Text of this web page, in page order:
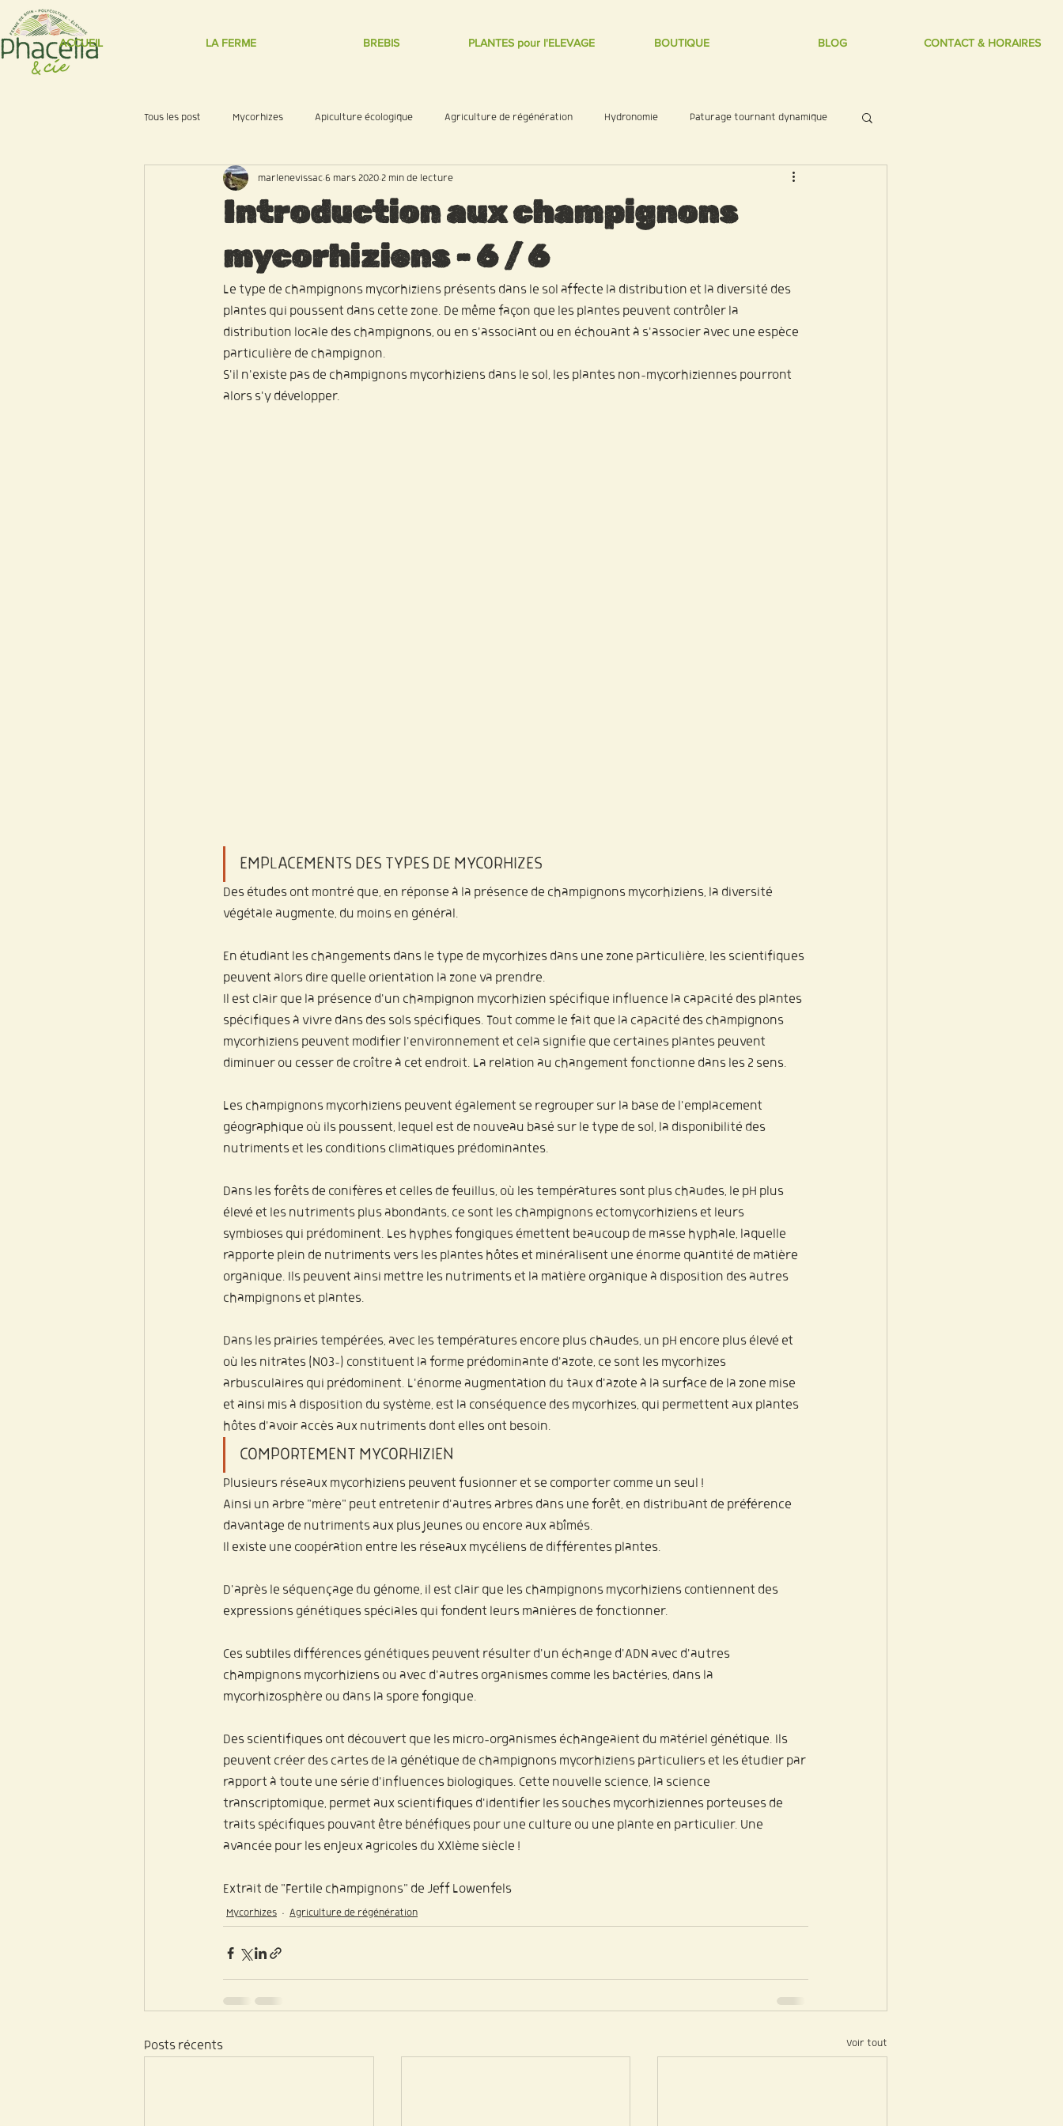
ACCUEIL LA FERME BREBIS PLANTES pour l'ELEVAGE BOUTIQUE BLOG CONTACT & HORAIRES
Tous les post Mycorhizes Apiculture écologique Agriculture de régénération Hydronomie Paturage tournant dynamique
Elevage à l'herbe Renouveau agricole
Introduction aux champignons
mycorhiziens - 6 / 6
marlenevissac 6 mars 2020 2 min de lecture
Le type de champignons mycorhiziens présents dans le sol affecte la distribution et la diversité des
plantes qui poussent dans cette zone. De même façon que les plantes peuvent contrôler la
distribution locale des champignons, ou en s'associant ou en échouant à s'associer avec une espèce
particulière de champignon.
S'il n'existe pas de champignons mycorhiziens dans le sol, les plantes non-mycorhiziennes pourront
alors s'y développer.
EMPLACEMENTS DES TYPES DE MYCORHIZES
Des études ont montré que, en réponse à la présence de champignons mycorhiziens, la diversité
végétale augmente, du moins en général.
En étudiant les changements dans le type de mycorhizes dans une zone particulière, les scientifiques
peuvent alors dire quelle orientation la zone va prendre.
Il est clair que la présence d'un champignon mycorhizien spécifique influence la capacité des plantes
spécifiques à vivre dans des sols spécifiques. Tout comme le fait que la capacité des champignons
mycorhiziens peuvent modifier l'environnement et cela signifie que certaines plantes peuvent
diminuer ou cesser de croître à cet endroit. La relation au changement fonctionne dans les 2 sens.
Les champignons mycorhiziens peuvent également se regrouper sur la base de l'emplacement
géographique où ils poussent, lequel est de nouveau basé sur le type de sol, la disponibilité des
nutriments et les conditions climatiques prédominantes.
Dans les forêts de conifères et celles de feuillus, où les températures sont plus chaudes, le pH plus
élevé et les nutriments plus abondants, ce sont les champignons ectomycorhiziens et leurs
symbioses qui prédominent. Les hyphes fongiques émettent beaucoup de masse hyphale, laquelle
rapporte plein de nutriments vers les plantes hôtes et minéralisent une énorme quantité de matière
organique. Ils peuvent ainsi mettre les nutriments et la matière organique à disposition des autres
champignons et plantes.
Dans les prairies tempérées, avec les températures encore plus chaudes, un pH encore plus élevé et
où les nitrates (NO3-) constituent la forme prédominante d'azote, ce sont les mycorhizes
arbusculaires qui prédominent. L'énorme augmentation du taux d'azote à la surface de la zone mise
et ainsi mis à disposition du système, est la conséquence des mycorhizes, qui permettent aux plantes
hôtes d'avoir accès aux nutriments dont elles ont besoin.
COMPORTEMENT MYCORHIZIEN
Plusieurs réseaux mycorhiziens peuvent fusionner et se comporter comme un seul !
Ainsi un arbre "mère" peut entretenir d'autres arbres dans une forêt, en distribuant de préférence
davantage de nutriments aux plus jeunes ou encore aux abîmés.
Il existe une coopération entre les réseaux mycéliens de différentes plantes.
D'après le séquençage du génome, il est clair que les champignons mycorhiziens contiennent des
expressions génétiques spéciales qui fondent leurs manières de fonctionner.
Ces subtiles différences génétiques peuvent résulter d'un échange d'ADN avec d'autres
champignons mycorhiziens ou avec d'autres organismes comme les bactéries, dans la
mycorhizosphère ou dans la spore fongique.
Des scientifiques ont découvert que les micro-organismes échangeaient du matériel génétique. Ils
peuvent créer des cartes de la génétique de champignons mycorhiziens particuliers et les étudier par
rapport à toute une série d'influences biologiques. Cette nouvelle science, la science
transcriptomique, permet aux scientifiques d'identifier les souches mycorhiziennes porteuses de
traits spécifiques pouvant être bénéfiques pour une culture ou une plante en particulier. Une
avancée pour les enjeux agricoles du XXIème siècle !
Extrait de "Fertile champignons" de Jeff Lowenfels
Mycorhizes Agriculture de régénération
Posts récents Voir tout